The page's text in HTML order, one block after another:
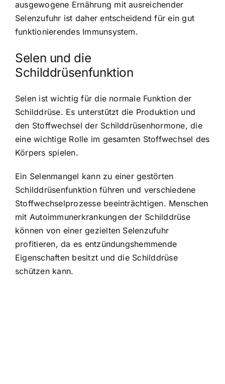
ausgewogene Ernährung mit ausreichender
Selenzufuhr ist daher entscheidend für ein gut
funktionierendes Immunsystem.
Selen und die
Schilddrüsenfunktion
Selen ist wichtig für die normale Funktion der
Schilddrüse. Es unterstützt die Produktion und
den Stoffwechsel der Schilddrüsenhormone, die
eine wichtige Rolle im gesamten Stoffwechsel des
Körpers spielen.
Ein Selenmangel kann zu einer gestörten
Schilddrüsenfunktion führen und verschiedene
Stoffwechselprozesse beeinträchtigen. Menschen
mit Autoimmunerkrankungen der Schilddrüse
können von einer gezielten Selenzufuhr
profitieren, da es entzündungshemmende
Eigenschaften besitzt und die Schilddrüse
schützen kann.